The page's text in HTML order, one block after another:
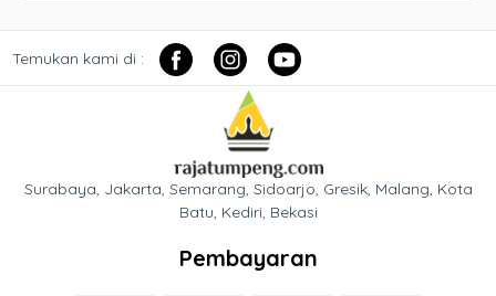
Temukan kami di :
Surabaya, Jakarta, Semarang, Sidoarjo, Gresik, Malang, Kota
Batu, Kediri, Bekasi
Pembayaran